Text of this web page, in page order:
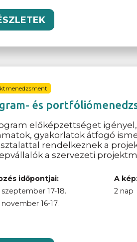
és
előképzettséget
gyakorlatok átfogó
rendelkeznek a
a szervezeti
időpontjai:
szeptember 17-18.
november 16-17.
A
2 nap